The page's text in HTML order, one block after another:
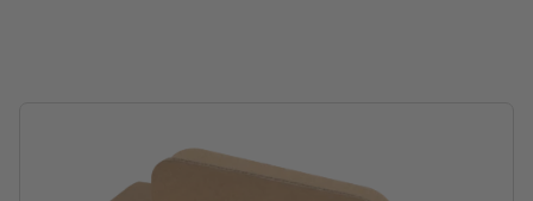
Drukpositie: etiket op de verpakking